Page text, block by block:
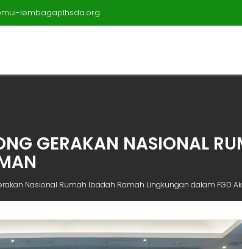
lembagaplhsda.org
GERAKAN NASIONAL
Nasional Rumah Ibadah Ramah Lingkungan dalam FGD